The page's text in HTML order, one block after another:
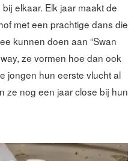
elkaar. Elk jaar maakt de
met een prachtige dans die
kunnen doen aan “Swan
ze vormen hoe dan ook
jongen hun eerste vlucht al
ze nog een jaar close bij hun